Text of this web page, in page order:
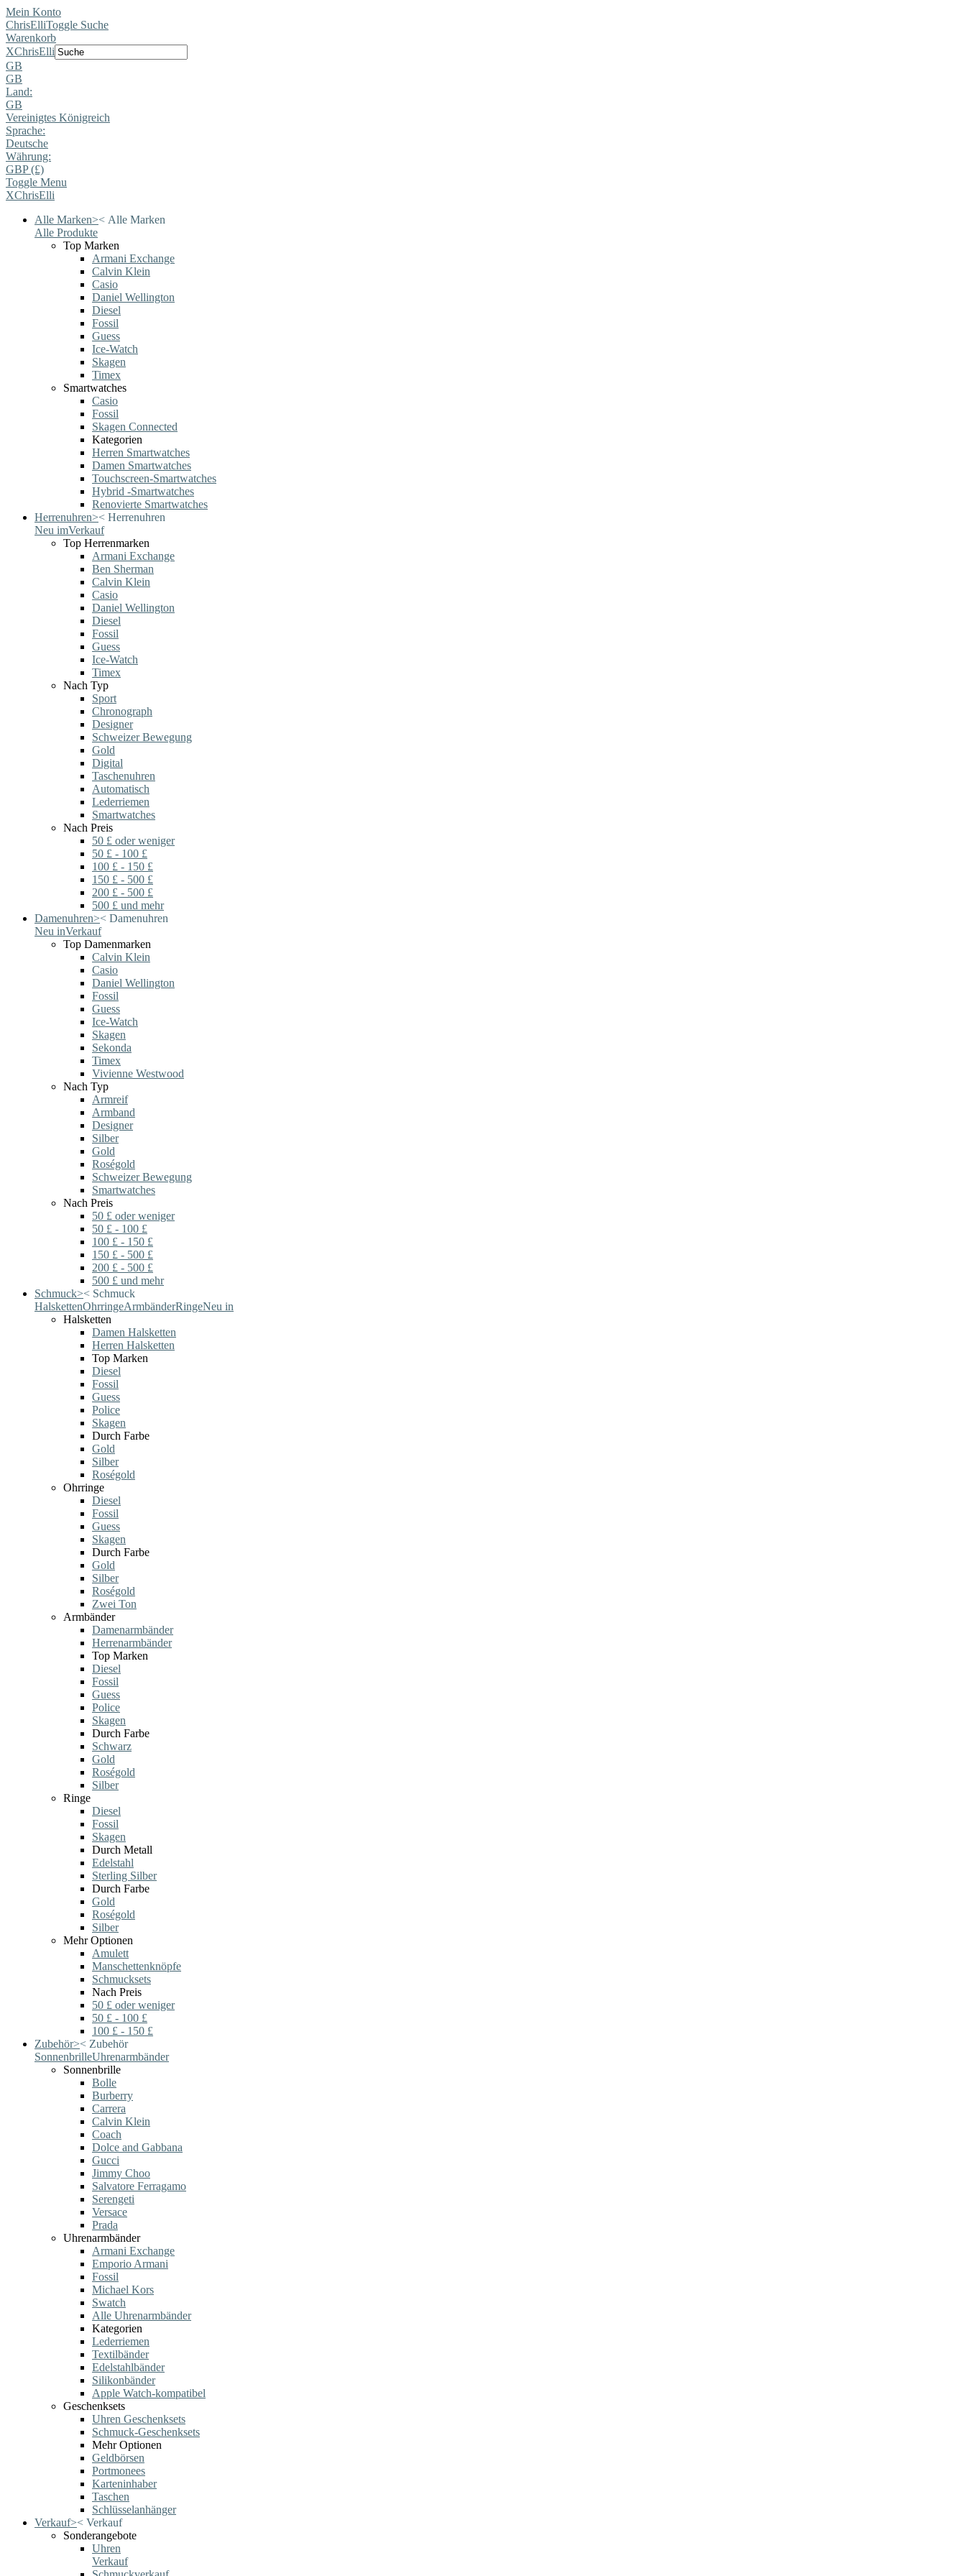
Mein Konto
ChrisElliToggle Suche
Warenkorb
XChrisElli
GB
GB
Land:
GB
Vereinigtes Königreich
Sprache:
Deutsche
Währung:
GBP (£)
Toggle Menu
XChrisElli
Alle Marken>< Alle Marken
Alle Produkte
Top Marken
Armani Exchange
Calvin Klein
Casio
Daniel Wellington
Diesel
Fossil
Guess
Ice-Watch
Skagen
Timex
Smartwatches
Casio
Fossil
Skagen Connected
Kategorien
Herren Smartwatches
Damen Smartwatches
Touchscreen-Smartwatches
Hybrid -Smartwatches
Renovierte Smartwatches
Herrenuhren>< Herrenuhren
Neu imVerkauf
Top Herrenmarken
Armani Exchange
Ben Sherman
Calvin Klein
Casio
Daniel Wellington
Diesel
Fossil
Guess
Ice-Watch
Timex
Nach Typ
Sport
Chronograph
Designer
Schweizer Bewegung
Gold
Digital
Taschenuhren
Automatisch
Lederriemen
Smartwatches
Nach Preis
50 £ oder weniger
50 £ - 100 £
100 £ - 150 £
150 £ - 500 £
200 £ - 500 £
500 £ und mehr
Damenuhren>< Damenuhren
Neu inVerkauf
Top Damenmarken
Calvin Klein
Casio
Daniel Wellington
Fossil
Guess
Ice-Watch
Skagen
Sekonda
Timex
Vivienne Westwood
Nach Typ
Armreif
Armband
Designer
Silber
Gold
Roségold
Schweizer Bewegung
Smartwatches
Nach Preis
50 £ oder weniger
50 £ - 100 £
100 £ - 150 £
150 £ - 500 £
200 £ - 500 £
500 £ und mehr
Schmuck>< Schmuck
HalskettenOhrringeArmbänderRingeNeu in
Halsketten
Damen Halsketten
Herren Halsketten
Top Marken
Diesel
Fossil
Guess
Police
Skagen
Durch Farbe
Gold
Silber
Roségold
Ohrringe
Diesel
Fossil
Guess
Skagen
Durch Farbe
Gold
Silber
Roségold
Zwei Ton
Armbänder
Damenarmbänder
Herrenarmbänder
Top Marken
Diesel
Fossil
Guess
Police
Skagen
Durch Farbe
Schwarz
Gold
Roségold
Silber
Ringe
Diesel
Fossil
Skagen
Durch Metall
Edelstahl
Sterling Silber
Durch Farbe
Gold
Roségold
Silber
Mehr Optionen
Amulett
Manschettenknöpfe
Schmucksets
Nach Preis
50 £ oder weniger
50 £ - 100 £
100 £ - 150 £
Zubehör>< Zubehör
SonnenbrilleUhrenarmbänder
Sonnenbrille
Bolle
Burberry
Carrera
Calvin Klein
Coach
Dolce and Gabbana
Gucci
Jimmy Choo
Salvatore Ferragamo
Serengeti
Versace
Prada
Uhrenarmbänder
Armani Exchange
Emporio Armani
Fossil
Michael Kors
Swatch
Alle Uhrenarmbänder
Kategorien
Lederriemen
Textilbänder
Edelstahlbänder
Silikonbänder
Apple Watch-kompatibel
Geschenksets
Uhren Geschenksets
Schmuck-Geschenksets
Mehr Optionen
Geldbörsen
Portmonees
Karteninhaber
Taschen
Schlüsselanhänger
Verkauf>< Verkauf
Sonderangebote
Uhren
Verkauf